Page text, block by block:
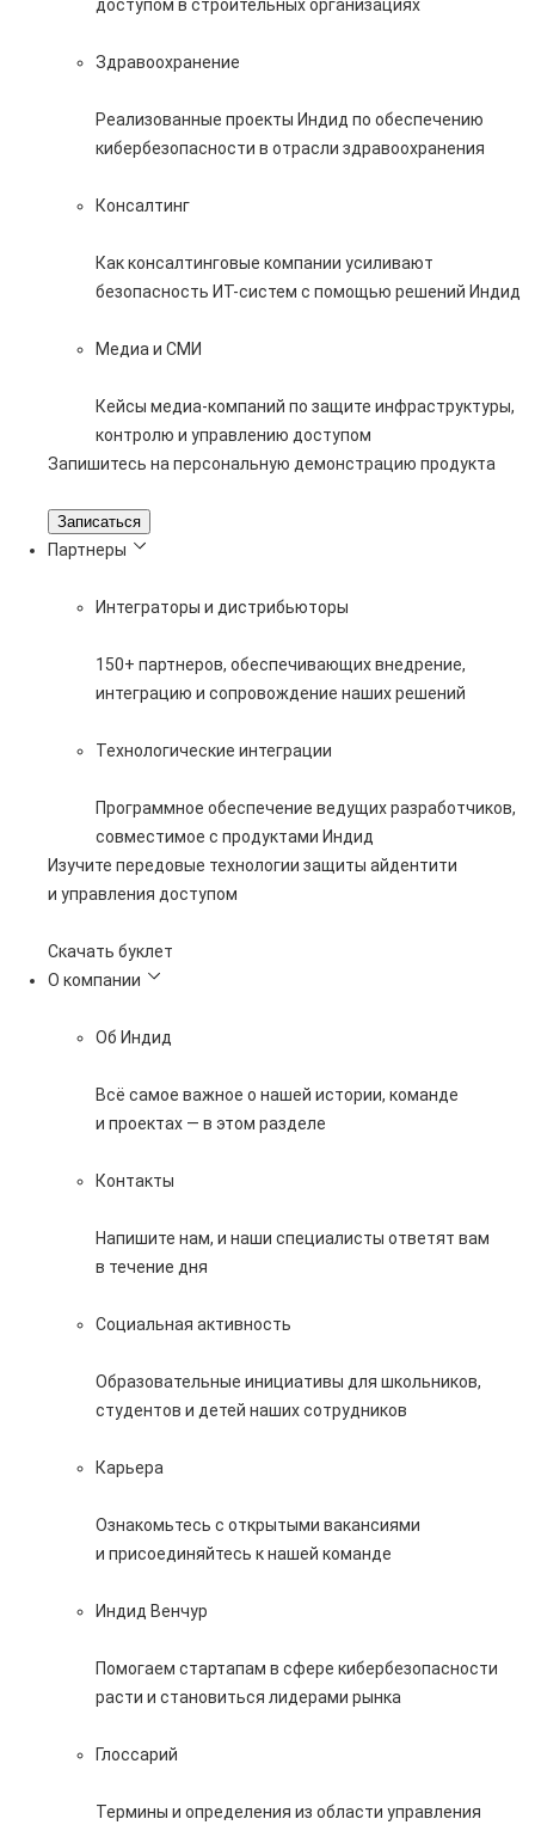
доступом в строительных организациях
Здравоохранение
Реализованные проекты Индид по обеспечению
кибербезопасности в отрасли здравоохранения
Консалтинг
Как консалтинговые компании усиливают
безопасность ИТ-систем с помощью решений Индид
Медиа и СМИ
Кейсы медиа-компаний по защите инфраструктуры,
контролю и управлению доступом
Запишитесь на персональную демонстрацию продукта
Записаться
Партнеры
Интеграторы и дистрибьюторы
150+ партнеров, обеспечивающих внедрение,
интеграцию и сопровождение наших решений
Технологические интеграции
Программное обеспечение ведущих разработчиков,
совместимое с продуктами Индид
Изучите передовые технологии защиты айдентити
и управления доступом
Скачать буклет
О компании
Об Индид
Всё самое важное о нашей истории, команде
и проектах — в этом разделе
Контакты
Напишите нам, и наши специалисты ответят вам
в течение дня
Социальная активность
Образовательные инициативы для школьников,
студентов и детей наших сотрудников
Карьера
Ознакомьтесь с открытыми вакансиями
и присоединяйтесь к нашей команде
Индид Венчур
Помогаем стартапам в сфере кибербезопасности
расти и становиться лидерами рынка
Глоссарий
Термины и определения из области управления